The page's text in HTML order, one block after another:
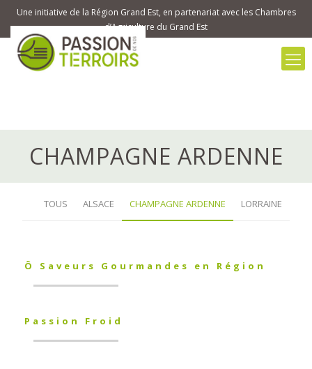
Une initiative de la Région Grand Est, en partenariat avec les Chambres
d’Agriculture du Grand Est
CHAMPAGNE ARDENNE
TOUS ALSACE CHAMPAGNE ARDENNE LORRAINE
Ô Saveurs Gourmandes en Région
Passion Froid